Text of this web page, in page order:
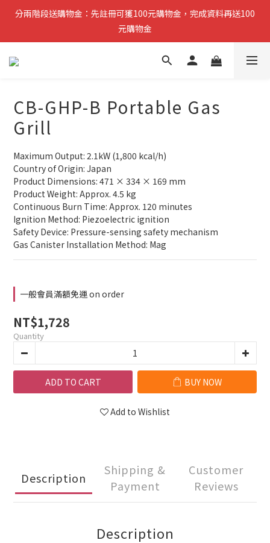
分兩階段送購物金：先註冊可獲100元購物金，完成資料再送100
元購物金
分兩階段送購物金：先註冊可獲100元購物金，完成資料再送100
元購物金
小提醒：先完成註冊即可領取第一筆購物金，稍後再補齊資料可再
複製分享連結給朋友，完成訂單推薦人可獲得200元購物金
元購物金
CB-GHP-B Portable Gas
Grill
Maximum Output: 2.1kW (1,800 kcal/h)
Country of Origin: Japan
Product Dimensions: 471 × 334 × 169 mm
Product Weight: Approx. 4.5 kg
Continuous Burn Time: Approx. 120 minutes
Ignition Method: Piezoelectric ignition
Safety Device: Pressure-sensing safety mechanism
Gas Canister Installation Method: Mag
一般會員滿額免運 on order
NT$1,728
Quantity
ADD TO CART BUY NOW
Add to Wishlist
Description
Shipping &
Payment
Customer
Reviews
Description